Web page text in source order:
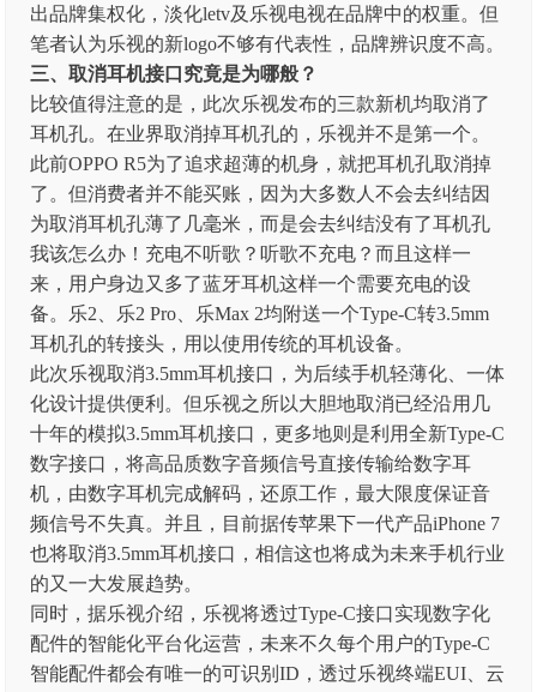
出品牌集权化，淡化letv及乐视电视在品牌中的权重。但
笔者认为乐视的新logo不够有代表性，品牌辨识度不高。
三、取消耳机接口究竟是为哪般？
比较值得注意的是，此次乐视发布的三款新机均取消了
耳机孔。在业界取消掉耳机孔的，乐视并不是第一个。
此前OPPO R5为了追求超薄的机身，就把耳机孔取消掉
了。但消费者并不能买账，因为大多数人不会去纠结因
为取消耳机孔薄了几毫米，而是会去纠结没有了耳机孔
我该怎么办！充电不听歌？听歌不充电？而且这样一
来，用户身边又多了蓝牙耳机这样一个需要充电的设
备。乐2、乐2 Pro、乐Max 2均附送一个Type-C转3.5mm
耳机孔的转接头，用以使用传统的耳机设备。
此次乐视取消3.5mm耳机接口，为后续手机轻薄化、一体
化设计提供便利。但乐视之所以大胆地取消已经沿用几
十年的模拟3.5mm耳机接口，更多地则是利用全新Type-C
数字接口，将高品质数字音频信号直接传输给数字耳
机，由数字耳机完成解码，还原工作，最大限度保证音
频信号不失真。并且，目前据传苹果下一代产品iPhone 7
也将取消3.5mm耳机接口，相信这也将成为未来手机行业
的又一大发展趋势。
同时，据乐视介绍，乐视将透过Type-C接口实现数字化
配件的智能化平台化运营，未来不久每个用户的Type-C
智能配件都会有唯一的可识别ID，透过乐视终端EUI、云